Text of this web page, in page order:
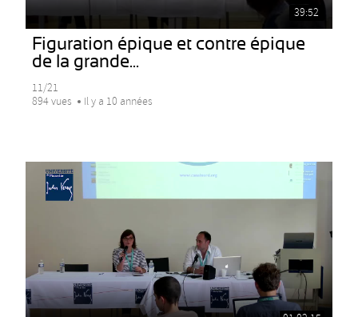
39:52
Figuration épique et contre épique
de la grande...
11/21
894 vues
Il y a 10 années